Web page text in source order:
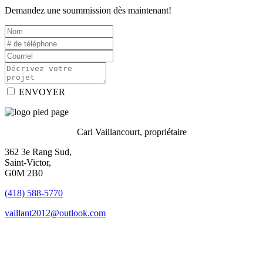
Demandez une soummission dès maintenant!
ENVOYER
Carl Vaillancourt, propriétaire
362 3e Rang Sud,
Saint-Victor,
G0M 2B0
(418) 588-5770
vaillant2012@outlook.com